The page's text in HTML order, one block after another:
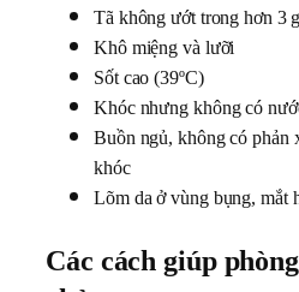
Tã không ướt trong hơn 3
Khô miệng và lưỡi
Sốt cao (39ºC)
Khóc nhưng không có
Buồn ngủ, không có phản
khóc
Lõm da ở vùng bụng, mắt
Các cách giúp